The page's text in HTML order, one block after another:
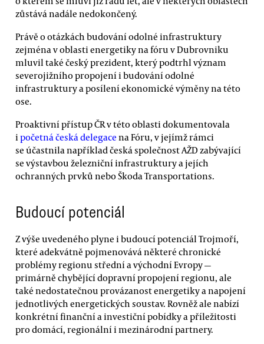
zůstává nadále nedokončený.
Právě o otázkách budování odolné infrastruktury
zejména v oblasti energetiky na fóru v Dubrovniku
mluvil také český prezident, který podtrhl význam
severojižního propojení i budování odolné
infrastruktury a posílení ekonomické výměny na této
ose.
Proaktivní přístup ČR v této oblasti dokumentovala
ipočetná česká delegace na Fóru, v jejímž rámci
se účastnila například česká společnost AŽD zabývající
se výstavbou železniční infrastruktury a jejích
ochranných prvků nebo Škoda Transportations.
Budoucí potenciál
Z výše uvedeného plyne i budoucí potenciál Trojmoří,
které adekvátně pojmenovává některé chronické
problémy regionu střední a východní Evropy —
primárně chybějící dopravní propojení regionu, ale
také nedostatečnou provázanost energetiky a napojení
jednotlivých energetických soustav. Rovněž ale nabízí
konkrétní finanční a investiční pobídky a příležitosti
pro domácí, regionální i mezinárodní partnery.